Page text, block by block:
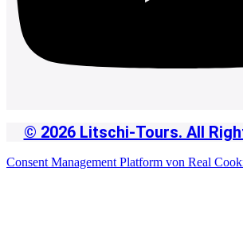
© 2026 Litschi-Tours. All
Consent Management Platform von Real